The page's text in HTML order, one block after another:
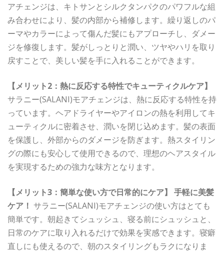
アチェンジは、キトサンとシルクタンパクのパワフルな組
み合わせにより、髪の内部から補修します。繰り返しのパ
ーマやカラーによって傷んだ髪にもアプローチし、ダメー
ジを修復します。髪がしっとりと潤い、ツヤやハリを取り
戻すことで、美しい髪を手に入れることができます。
【メリット2：熱に反応する特性でキューティクルケア】
サラニー(SALANI)モアチェンジは、熱に反応する特性を持
っています。ヘアドライヤーやアイロンの熱を利用してキ
ューティクルに密着させ、潤いを閉じ込めます。髪の表面
を保護し、外部からのダメージを防ぎます。熱スタイリン
グの際にも安心して使用できるので、理想のヘアスタイル
を実現するための強力な味方となります。
【メリット3：簡単な使い方で日常的にケア】
手軽に美髪
ケア！ サラニー(SALANI)モアチェンジの使い方はとても
簡単です。朝起きてシュッシュ、寝る前にシュッシュと、
日常のケアに取り入れるだけで効果を実感できます。寝癖
直しにも使えるので、朝のスタイリングもラクになりま